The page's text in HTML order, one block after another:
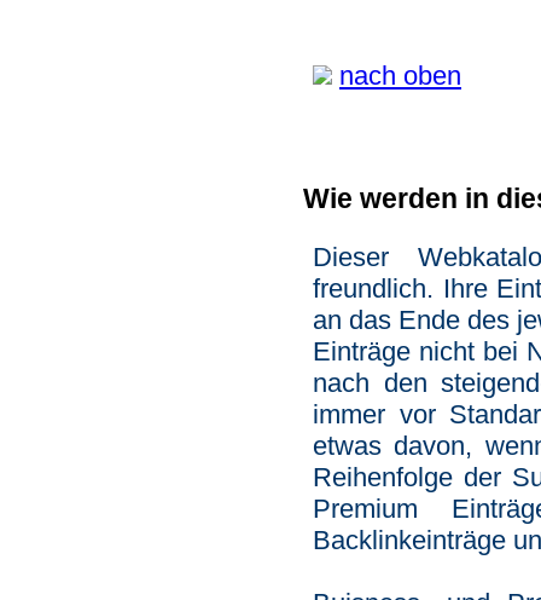
nach oben
Wie werden in
Dieser
freundlich. Ihre
an das Ende des
Einträge nicht bei
nach den
immer vor
etwas davon,
Reihenfolge der
Premium
Backlinkeinträge